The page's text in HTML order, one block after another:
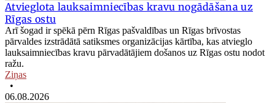
Atvieglota lauksaimniecības kravu nogādāšana uz
Rīgas ostu
Arī šogad ir spēkā pērn Rīgas pašvaldības un Rīgas brīvostas
pārvaldes izstrādātā satiksmes organizācijas kārtība, kas atvieglo
lauksaimniecības kravu pārvadātājiem došanos uz Rīgas ostu nodot
ražu.
Ziņas
•
06.08.2026